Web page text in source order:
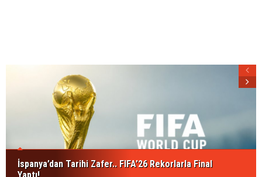
İspanya’dan Tarihi Zafer.. FIFA’26 Rekorlarla Final